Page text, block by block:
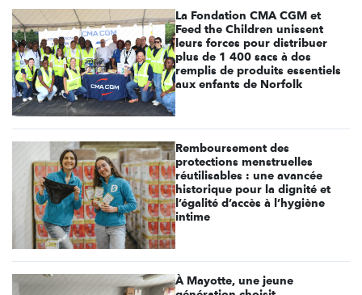
La Fondation CMA CGM et
Feed the Children unissent
leurs forces pour distribuer
plus de 1 400 sacs à dos
remplis de produits essentiels
aux enfants de Norfolk
Remboursement des
protections menstruelles
réutilisables : une avancée
historique pour la dignité et
l’égalité d’accès à l’hygiène
intime
À Mayotte, une jeune